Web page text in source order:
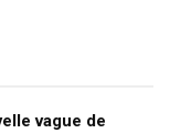
vague de